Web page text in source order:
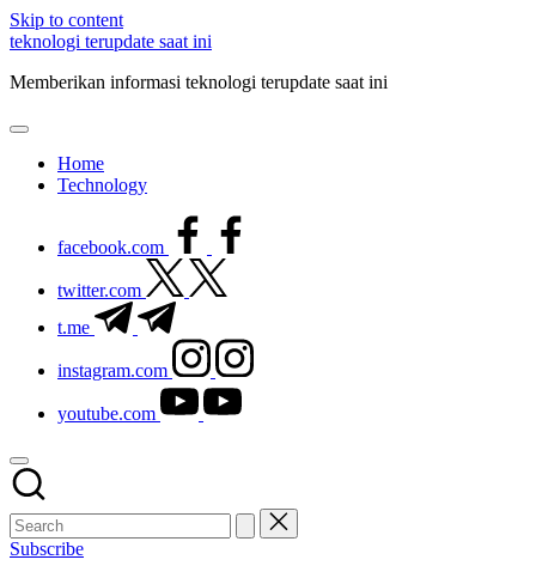
Skip to content
teknologi terupdate saat ini
Memberikan informasi teknologi terupdate saat ini
Home
Technology
facebook.com
twitter.com
t.me
instagram.com
youtube.com
Subscribe